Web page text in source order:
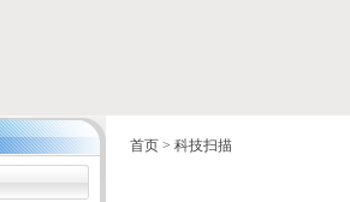
首页 > 科技扫描